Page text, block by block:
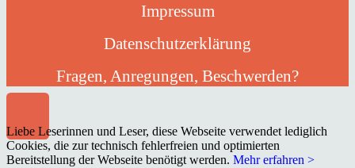
Impressum
Datenschutzerklärung
Fragen, Anregungen, Beschwerden?
Liebe Leserinnen und Leser, diese Webseite verwendet lediglich
Cookies, die zur technisch fehlerfreien und optimierten
Bereitstellung der Webseite benötigt werden. Mehr erfahren >